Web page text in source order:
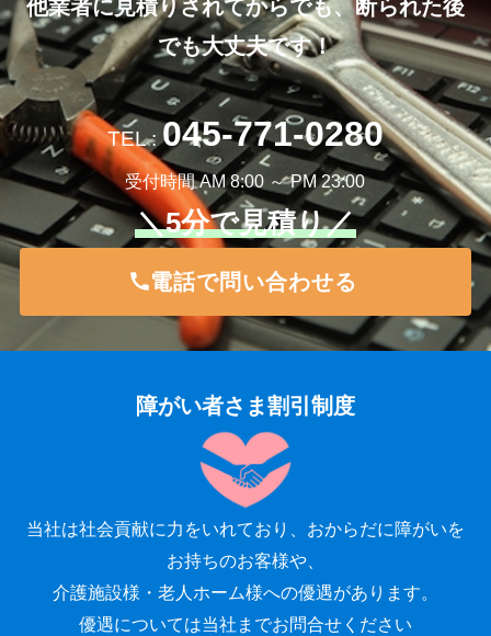
他業者に見積りされてからでも、断られた後
でも大丈夫です！
TEL :045-771-0280
受付時間 AM 8:00 ～ PM 23:00
＼5分で見積り／
電話で問い合わせる
障がい者さま割引制度
当社は社会貢献に力をいれており、おからだに障がいを
お持ちのお客様や、
介護施設様・老人ホーム様への優遇があります。
優遇については当社までお問合せください